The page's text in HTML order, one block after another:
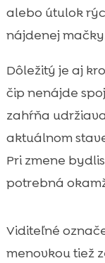
alebo útulok
nájdenej
Dôležitý je aj
čip nenájde
zahŕňa
aktuálnom
Pri zmene
potrebná
Viditeľné
menovkou tiež